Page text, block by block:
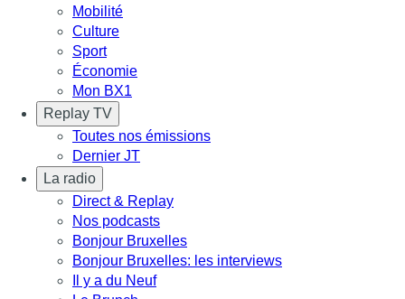
Mobilité
Culture
Sport
Économie
Mon BX1
Replay TV
Toutes nos émissions
Dernier JT
La radio
Direct & Replay
Nos podcasts
Bonjour Bruxelles
Bonjour Bruxelles: les interviews
Il y a du Neuf